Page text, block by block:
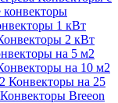
конвекторы
1 кВт
2 кВт
на 5 м2
на 10 м2
Конвекторы на 25
Конвекторы Breeon